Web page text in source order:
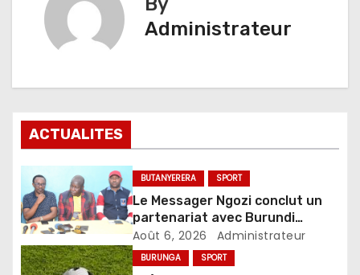
Administrateur
ACTUALITES
BUTANYERERA SPORT
Le Messager Ngozi conclut un
partenariat avec Burundi
Avocado Marketing pour sa
relance
Août 6, 2026 Administrateur
BURUNGA SPORT